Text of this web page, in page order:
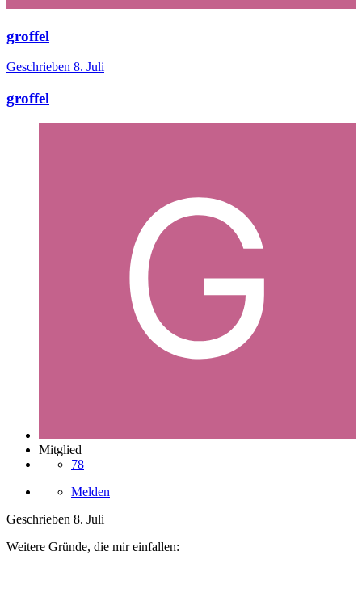
groffel
Geschrieben 8. Juli
groffel
Mitglied
78
Melden
Geschrieben 8. Juli
Weitere Gründe, die mir einfallen: